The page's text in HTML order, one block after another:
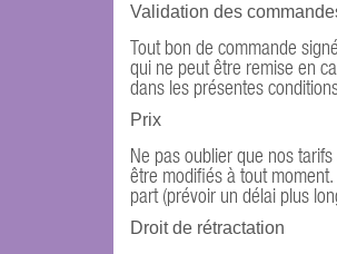
Validation des
Tout bon de commande
qui ne peut être remise en
dans les présentes
Prix
Ne pas oublier que nos
être modifiés à tout
part (prévoir un délai plus
Droit de rétractation